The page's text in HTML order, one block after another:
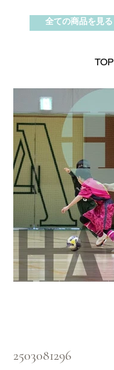
全ての商品を見る
TOP
2503081296